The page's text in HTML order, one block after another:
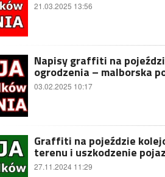
21.03.2025 13:56
Napisy graffiti na
ogrodzenia – malborska
03.02.2025 10:17
Graffiti na pojeździe
terenu i uszkodzenie
27.11.2024 11:29